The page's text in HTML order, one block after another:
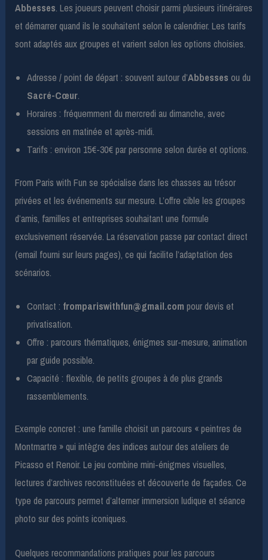
Abbesses. Les joueurs peuvent choisir parmi plusieurs itinéraires
et démarrer quand ils le souhaitent selon le calendrier. Les tarifs
sont adaptés aux groupes et varient selon les options choisies.
Adresse / point de départ : souvent autour d’Abbesses ou du
Sacré-Cœur.
Horaires : fréquemment du mercredi au dimanche, avec
sessions en matinée et après-midi.
Tarifs : environ 15€-30€ par personne selon durée et options.
From Paris with Fun se spécialise dans les chasses au trésor
privées et les événements sur mesure. L’offre cible les groupes
d’amis, familles et entreprises souhaitant une formule
exclusivement réservée. La réservation passe par contact direct
(email fourni sur leurs pages), ce qui facilite l’adaptation des
scénarios.
Contact : frompariswithfun@gmail.com pour devis et
privatisation.
Offre : parcours thématiques, énigmes sur-mesure, animation
par guide possible.
Capacité : flexible, de petits groupes à de plus grands
rassemblements.
Exemple concret : une famille choisit un parcours « peintres de
Montmartre » qui intègre des indices autour des ateliers de
Picasso et Renoir. Le jeu combine mini-énigmes visuelles,
lectures d’archives reconstituées et découverte de façades. Ce
type de parcours permet d’alterner immersion ludique et séance
photo sur des points iconiques.
Quelques recommandations pratiques pour les parcours